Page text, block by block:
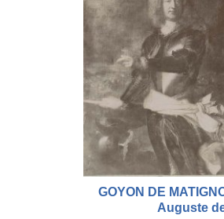
GOYON DE
Auguste